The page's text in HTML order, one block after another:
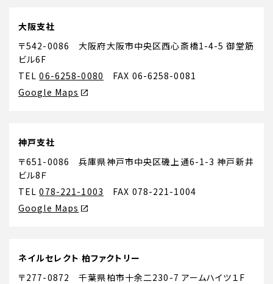
大阪支社
〒542-0086 大阪府大阪市中央区西心斎橋1-4-5 御堂筋
ビル6F
TEL06-6258-0080 FAX 06-6258-0081
Google Maps
神戸支社
〒651-0086 兵庫県神戸市中央区磯上通6-1-3 神戸新井
ビル8Ｆ
TEL078-221-1003 FAX 078-221-1004
Google Maps
ネイルセレクト 柏ファクトリー
〒277-0872 千葉県柏市十余二230-7 アームハイツ１F